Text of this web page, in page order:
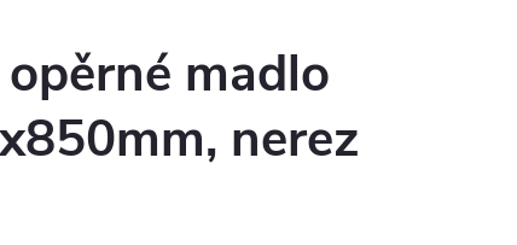
madlo
nerez